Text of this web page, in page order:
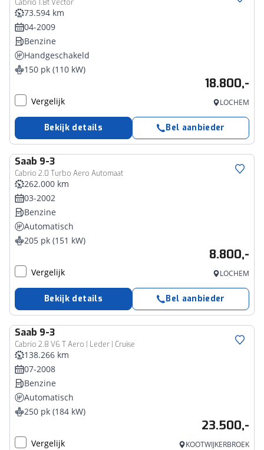
Cabrio 1.8t Vector
73.594 km
04-2009
Benzine
Handgeschakeld
150 pk (110 kW)
18.800,-
Vergelijk LOCHEM
Bekijk details Bel aanbieder
Saab 9-3
Cabrio 2.0 Turbo Aero Automaat
262.000 km
03-2002
Benzine
Automatisch
205 pk (151 kW)
8.800,-
Vergelijk LOCHEM
Bekijk details Bel aanbieder
Saab 9-3
Cabrio 2.8 V6 T Aero | Leder | Cruise
138.266 km
07-2008
Benzine
Automatisch
250 pk (184 kW)
23.500,-
Vergelijk KOOTWIJKERBROEK